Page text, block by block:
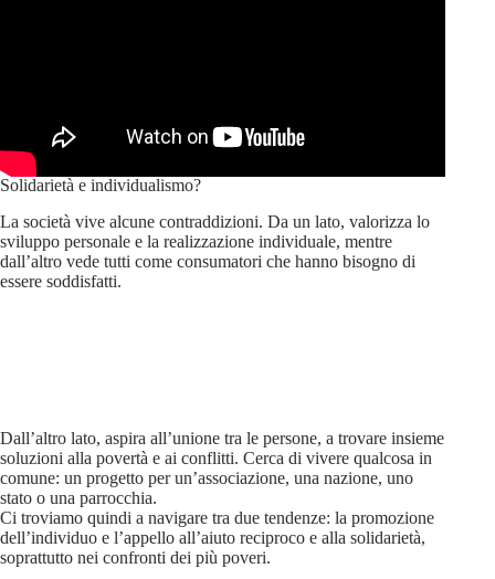
Solidarietà e individualismo?
La società vive alcune contraddizioni. Da un lato, valorizza lo
sviluppo personale e la realizzazione individuale, mentre
dall’altro vede tutti come consumatori che hanno bisogno di
essere soddisfatti.
Dall’altro lato, aspira all’unione tra le persone, a trovare insieme
soluzioni alla povertà e ai conflitti. Cerca di vivere qualcosa in
comune: un progetto per un’associazione, una nazione, uno
stato o una parrocchia.
Ci troviamo quindi a navigare tra due tendenze: la promozione
dell’individuo e l’appello all’aiuto reciproco e alla solidarietà,
soprattutto nei confronti dei più poveri.